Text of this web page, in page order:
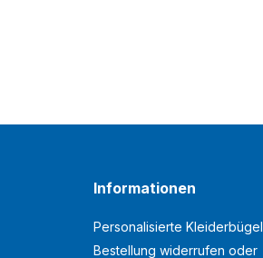
Informationen
Personalisierte Kleiderbügel
Bestellung widerrufen oder